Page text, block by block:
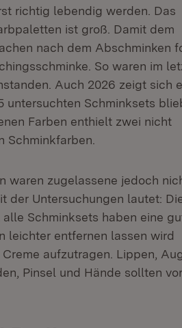
richtig lebendig werden. Das
ist groß. Damit dem
nach dem Abschminken
So waren im
Auch 2026 zeigt sich
untersuchten Schminksets
Farben enthielt zwei nicht
Schminkfarben.
waren zugelassene jedoch
der Untersuchungen lautet:
Schminksets haben eine
leichter entfernen lassen wird
aufzutragen. Lippen,
Pinsel und Hände sollten